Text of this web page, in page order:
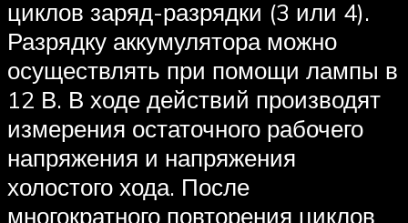
циклов заряд-разрядки (3 или 4).
Разрядку аккумулятора можно
осуществлять при помощи лампы в
12 В. В ходе действий производят
измерения остаточного рабочего
напряжения и напряжения
холостого хода. После
многократного повторения циклов